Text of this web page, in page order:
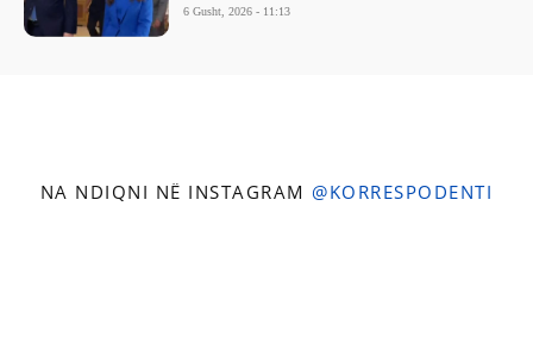
6 Gusht, 2026 - 11:13
NA NDIQNI NË INSTAGRAM @KORRESPODENTI